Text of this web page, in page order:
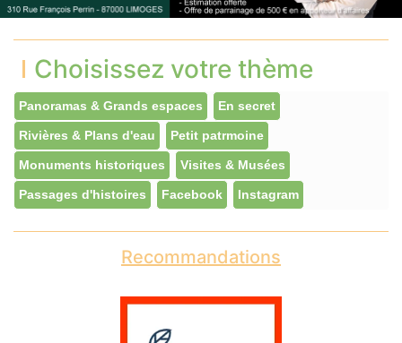
Choisissez votre thème
Panoramas & Grands espaces En secret
Rivières & Plans d'eau Petit patrmoine
Monuments historiques Visites & Musées
Passages d'histoires Facebook Instagram
Recommandations